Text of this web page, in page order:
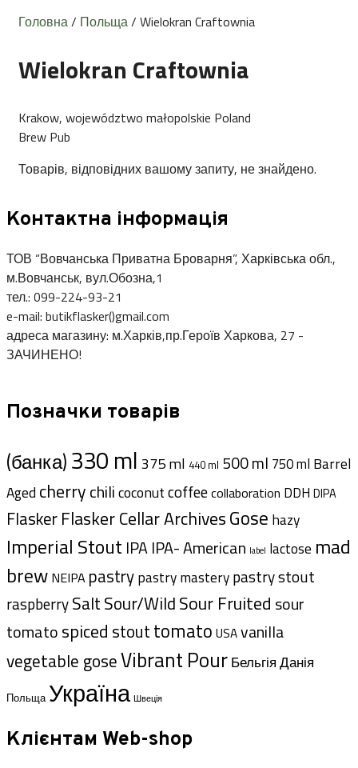
Головна/ Польща/ Wielokran Craftownia
Wielokran Craftownia
Krakow, województwo małopolskie Poland
Brew Pub
Товарів, відповідних вашому запиту, не знайдено.
Контактна інформація
ТОВ “Вовчанська Приватна Броварня”, Харківська обл.,
м.Вовчанськ, вул.Обозна,1
тел.: 099-224-93-21
e-mail: butikflasker()gmail.com
адреса магазину: м.Харків,пр.Героїв Харкова, 27 -
ЗАЧИНЕНО!
Позначки товарів
(банка)330 ml 375 ml 440 ml 500 ml 750 ml Barrel
Aged cherrychilicoconutcoffeecollaboration DDH DIPA
FlaskerFlasker Cellar ArchivesGose hazy
Imperial Stout IPA IPA- American label lactose mad
brew NEIPA pastrypastry masterypastry stout
raspberrySaltSour/WildSour Fruited sour
tomatospiced stouttomato USAvanilla
vegetable goseVibrant PourБельгіяДанія
Польща Україна Швеція
Клієнтам Web-shop